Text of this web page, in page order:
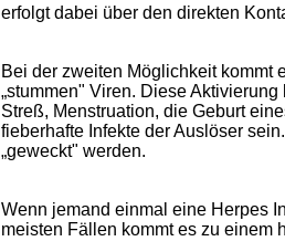
erfolgt dabei über den direkten
Bei der zweiten Möglichkeit kommt
„stummen" Viren. Diese
Streß, Menstruation, die Geburt
fieberhafte Infekte der Auslöser
„geweckt" werden.
Wenn jemand einmal eine Herpes
meisten Fällen kommt es zu einem